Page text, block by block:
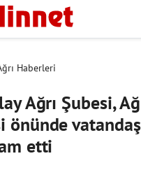
Haberleri
Ağrı Şubesi,
önünde
etti